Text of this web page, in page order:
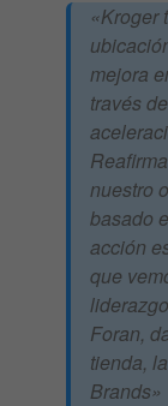
«Kroger
mejora
través
nuestro
basado
acción
que
Foran,
tienda,
Brands»